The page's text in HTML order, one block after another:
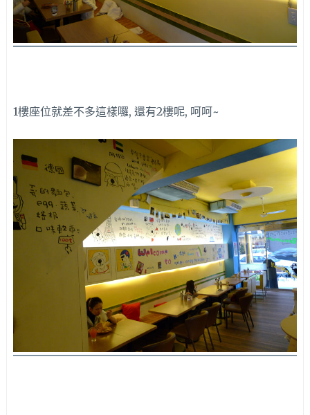
1樓座位就差不多這樣囉, 還有2樓呢, 呵呵~